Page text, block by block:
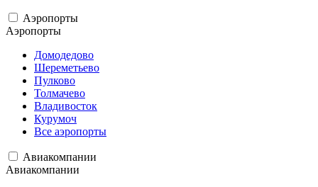
Аэропорты
Аэропорты
Домодедово
Шереметьево
Пулково
Толмачево
Владивосток
Курумоч
Все аэропорты
Авиакомпании
Авиакомпании